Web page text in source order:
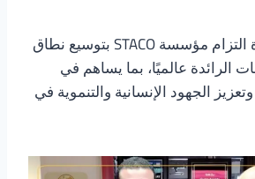
تعكس هذه الخطوة التزام مؤسسة STACO بتوسيع نطاق
الرائدة عالميًا، بما يساهم في
الجهود الإنسانية والتنموية في